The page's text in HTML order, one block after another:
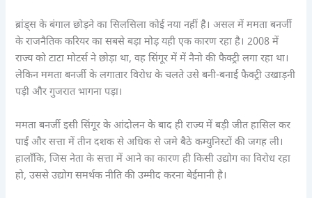
ब्रांड्स के बंगाल छोड़ने का सिलसिला कोई नया नहीं है। असल में ममता बनर्जी
के राजनैतिक करियर का सबसे बड़ा मोड़ यही एक कारण रहा है। 2008 में
राज्य को टाटा मोटर्स ने छोड़ा था, वह सिंगूर में में नैनो की फैक्ट्री लगा रहा था।
लेकिन ममता बनर्जी के लगातार विरोध के चलते उसे बनी-बनाई फैक्ट्री उखाड़नी
पड़ी और गुजरात भागना पड़ा।
ममता बनर्जी इसी सिंगूर के आंदोलन के बाद ही राज्य में बड़ी जीत हासिल कर
पाईं और सत्ता में तीन दशक से अधिक से जमे बैठे कम्युनिस्टों की जगह ली।
हालाँकि, जिस नेता के सत्ता में आने का कारण ही किसी उद्योग का विरोध रहा
हो, उससे उद्योग समर्थक नीति की उम्मीद करना बेईमानी है।